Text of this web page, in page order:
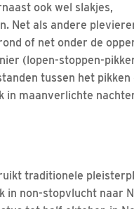
ook wel slakjes,
Net als andere
of net onder de
(lopen-stoppen-
tussen het pikken
in maanverlichte
traditionele
in non-stopvlucht naar